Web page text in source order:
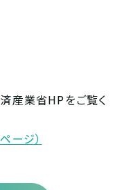
産業省HPをご覧く
ージ）